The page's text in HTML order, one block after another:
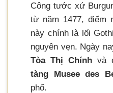
Công tước xứ
từ năm 1477, điểm
này chính là lối
nguyên vẹn. Ngày
Tòa Thị Chínhvà
tàng Musee des
phố.